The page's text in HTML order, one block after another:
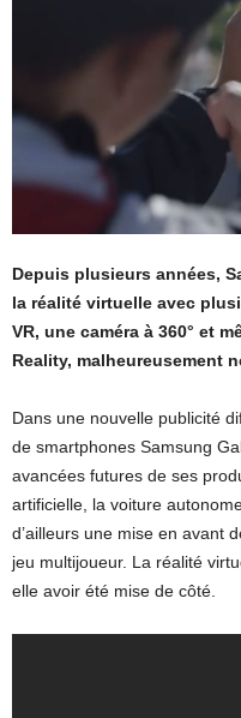
Depuis plusieurs années,
la réalité virtuelle avec
VR, une caméra à 360° et
Reality, malheureusement
Dans une nouvelle publicité
de smartphones Samsung
avancées futures de ses
artificielle, la voiture
d’ailleurs une mise en avant
jeu multijoueur. La réalité
elle avoir été mise de côté.